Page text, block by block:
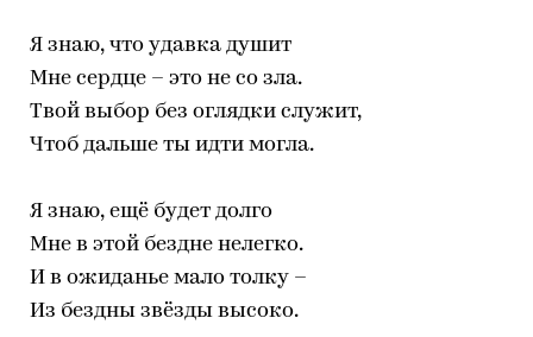
Я знаю, что удавка душит
Мне сердце – это не со зла.
Твой выбор без оглядки служит,
Чтоб дальше ты идти могла.
Я знаю, ещё будет долго
Мне в этой бездне нелегко.
И в ожиданье мало толку –
Из бездны звёзды высоко.